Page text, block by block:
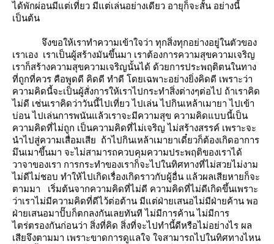
ได้พักผ่อนมีแต่เที่ยว มีแต่เล่นอย่างเดียว อายุก็จะสั้น อย่างนี้
เป็นต้น
จึงขอให้เราทำความเข้าใจว่า ทุกสิ่งทุกอย่างอยู่ในตัวของ
เราเอง เราเป็นผู้สร้างมันขึ้นมา เราต้องการความสุขความเจริญ
เราก็สร้างความสุขความเจริญนั้นได้ ด้วยการประพฤติตนในทาง
ที่ถูกที่ควร คือพูดดี คิดดี ทำดี โดยเฉพาะอย่างยิ่งคิดดี เพราะว่า
ความคิดนี้จะเป็นผู้สั่งการให้เราไปกระทำสิ่งต่างๆต่อไป ถ้าเราคิด
ไม่ดี เช่นเราคิดว่าวันนี้ไปเที่ยว ไปเล่น ไปกินเหล้าเมายา ไปเข้า
บ่อน ไปเล่นการพนันแล้วเราจะมีความสุข ความคิดแบบนี้เป็น
ความคิดที่ไม่ถูก เป็นความคิดที่ไม่เจริญ ไม่สร้างสรรค์ เพราะจะ
นำไปสู่ความเสื่อมเสีย ถ้าไปกินเหล้าเมายาเดี๋ยวก็ต้องเกิดอาการ
มึนเมาขึ้นมา จะไม่สามารถควบคุมความประพฤติของเราได้
วาจาของเรา การกระทำของเราก็จะไปในทิศทางที่ไม่สวยไม่งาม
ไม่ดีไม่ชอบ ทำให้ไปเกิดเรื่องเกิดราวกับผู้อื่น แล้วผลเสียหายก็จะ
ตามมา เริ่มต้นจากความคิดที่ไม่ดี ความคิดที่ไม่ดีเกิดขึ้นเพราะ
ว่าเราไม่มีความคิดที่ดีไว้ต่อต้าน มีแต่ฝ่ายเสนอไม่มีฝ่ายค้าน พอ
ฝ่ายเสนอมาปั๊บก็ตกลงกันเลยทันที ไม่มีการค้าน ไม่มีการ
ไตร่ตรองกันก่อนว่า สิ่งที่คิด สิ่งที่จะไปทำนี้ดีหรือไม่อย่างไร ผล
เสียจึงตามมา เพราะขาดการดูแลใจ ใจสามารถไปในทิศทางไหน